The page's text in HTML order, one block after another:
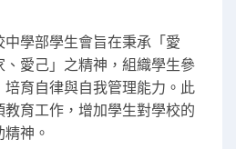
中學部學生會旨在秉承「愛
、愛己」之精神，組織學生參
培育自律與自我管理能力。此
教育工作，增加學生對學校的
神。